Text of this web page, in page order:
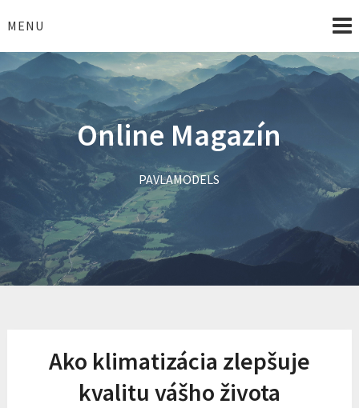
toMENU
Online Magazín
PAVLAMODELS
Ako klimatizácia zlepšuje
kvalitu vášho života